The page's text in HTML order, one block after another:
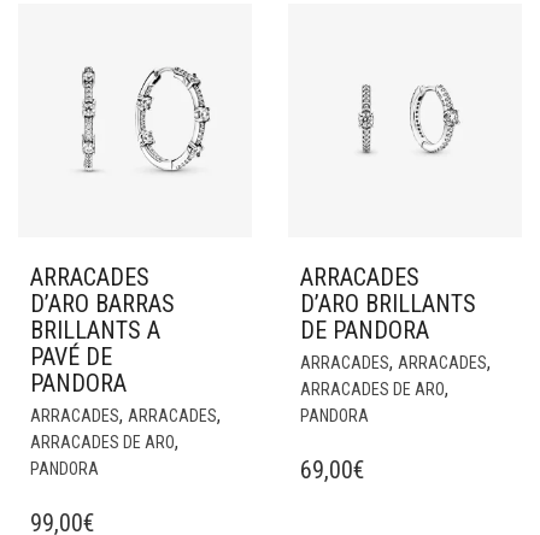
ARRACADES
D’ARO BARRAS
BRILLANTS A
PAVÉ DE
PANDORA
ARRACADES, ARRACADES,
ARRACADES DE ARO,
PANDORA
99,00€
ARRACADES
D’ARO BRILLANTS
DE PANDORA
ARRACADES, ARRACADES,
ARRACADES DE ARO,
PANDORA
69,00€